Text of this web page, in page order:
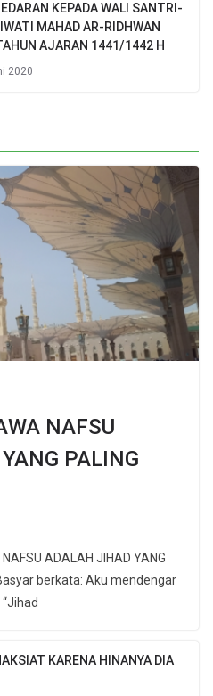
KEPADA WALI SANTRI-
MAHAD AR-RIDHWAN
AJARAN 1441/1442 H
2020
NAFSU
PALING
ADALAH JIHAD YANG
berkata: Aku mendengar
KARENA HINANYA DIA